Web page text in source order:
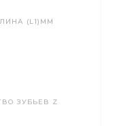
(L1)ММ
ЗУБЬЕВ Z